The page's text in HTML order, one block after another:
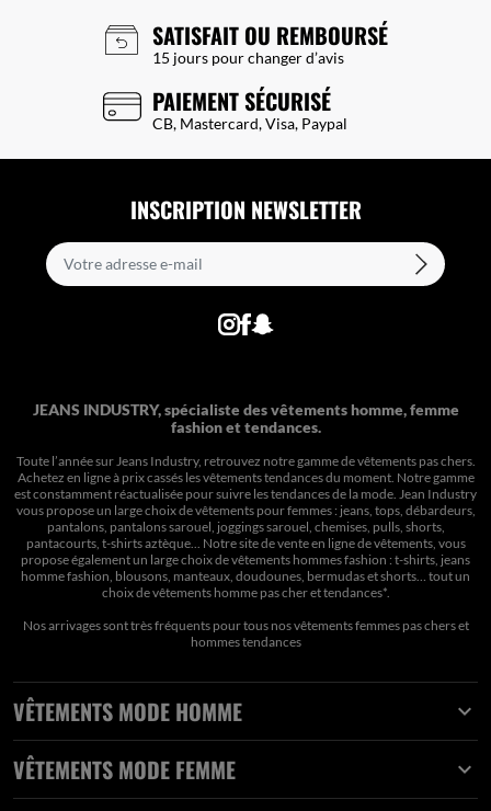
SATISFAIT OU REMBOURSÉ
15 jours pour changer d’avis
PAIEMENT SÉCURISÉ
CB, Mastercard, Visa, Paypal
INSCRIPTION NEWSLETTER
JEANS INDUSTRY, spécialiste des vêtements homme, femme
fashion et tendances.
Toute l’année sur Jeans Industry, retrouvez notre gamme de vêtements pas chers.
Achetez en ligne à prix cassés les vêtements tendances du moment. Notre gamme
est constamment réactualisée pour suivre les tendances de la mode. Jean Industry
vous propose un large choix de vêtements pour femmes : jeans, tops, débardeurs,
pantalons, pantalons sarouel, joggings sarouel, chemises, pulls, shorts,
pantacourts, t-shirts aztèque... Notre site de vente en ligne de vêtements, vous
propose également un large choix de vêtements hommes fashion : t-shirts, jeans
homme fashion, blousons, manteaux, doudounes, bermudas et shorts… tout un
choix devêtements homme pas cher et tendances*.
Nos arrivages sont très fréquents pour tous nosvêtements femmes pas cherset
hommes tendances
VÊTEMENTS MODE HOMME 
VÊTEMENTS MODE FEMME 